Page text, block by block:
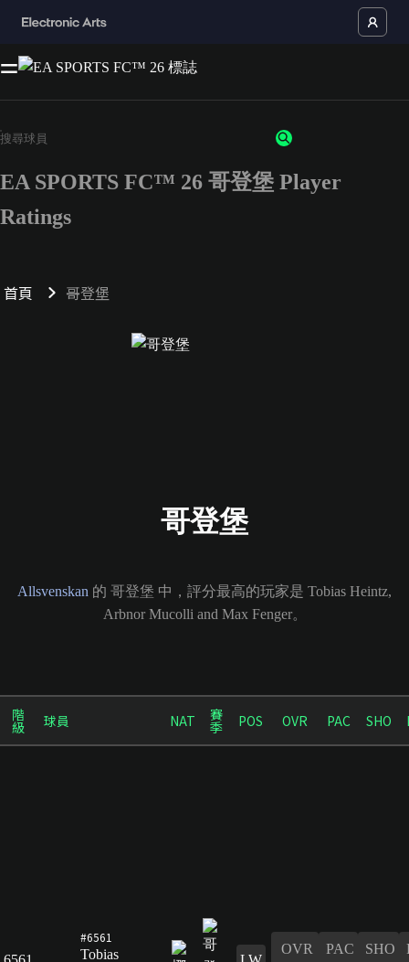
EA SPORTS FC™ 26 哥登堡 Player
Ratings
首頁 哥登堡
哥登堡
Allsvenskan 的 哥登堡 中，評分最高的玩家是 Tobias Heintz,
Arbnor Mucolli and Max Fenger。
階
級 球員 NAT 賽
季 POS OVR PAC SHO
#6561
Tobias
OVR
PAC
SHO